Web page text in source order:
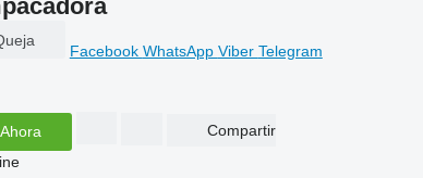
Facebook WhatsApp Viber Telegram
Compartir